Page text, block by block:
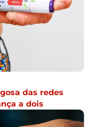
das redes
a dois